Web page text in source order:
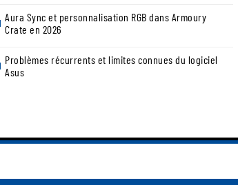
Aura Sync et personnalisation RGB dans Armoury
Crate en 2026
Problèmes récurrents et limites connues du logiciel
Asus